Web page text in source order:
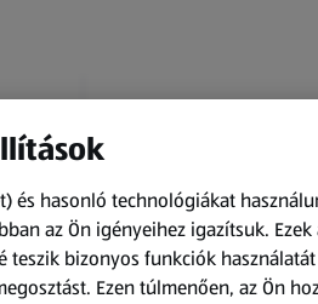
Amíg a készlet tart
XXL
és hasonló technológiákat
az Ön igényeihez igazítsuk. Ezek
bizonyos funkciók használatát
Ezen túlmenően, az Ön